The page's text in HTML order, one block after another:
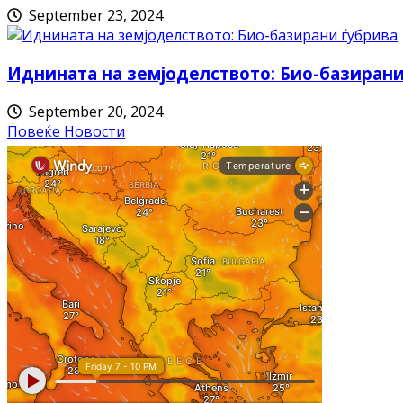
September 23, 2024
Иднината на земјоделството: Био-
September 20, 2024
Повеќе Новости